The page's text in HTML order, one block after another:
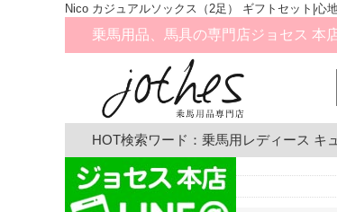
Nico カジュアルソックス（2足） ギフトセット|心
乗馬用品、馬具の専門店ジョセス 本
HOT検索ワード： 乗馬用レディース キ